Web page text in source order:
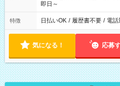
即日～
特徴 日払いOK / 履歴書不要 / 電話
気になる！ 応募